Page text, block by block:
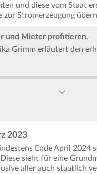
und diese vom Staat
Stromerzeugung
und Mieter profitieren.
Grimm erläutert den
2023
Ende April 2024
sieht für eine
aller auch staatlich